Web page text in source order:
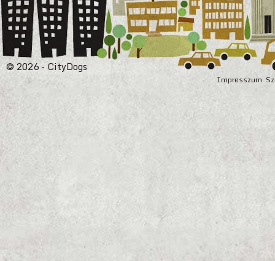
Impresszum
© 2026 - CityDogs